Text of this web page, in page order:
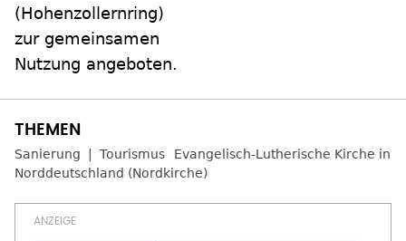
(Hohenzollernring)
zur gemeinsamen
Nutzung angeboten.
Sanierung Tourismus
Evangelisch-Lutherische Kirche in
Norddeutschland (Nordkirche)